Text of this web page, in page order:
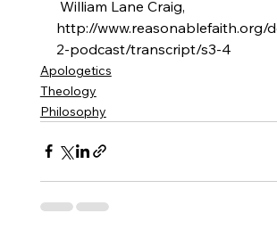
http://www.reasonablefaith.org/
2-podcast/transcript/s3-4
Apologetics
Theology
Philosophy